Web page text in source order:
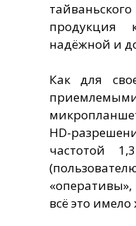
продукция
надёжной и
Как для
HD-
частотой
всё это